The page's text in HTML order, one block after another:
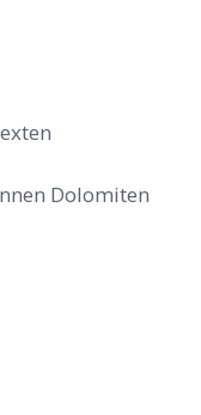
Dolomiten